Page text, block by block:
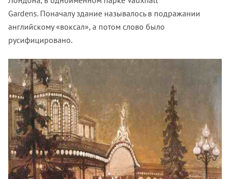
Gardens. Поначалу здание называлось в подражании
английскому «воксал», а потом слово было
русифицировано.